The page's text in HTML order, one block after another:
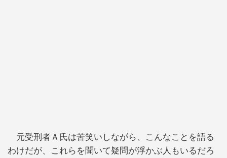
元受刑者Ａ氏は苦笑いしながら、こんなことを語る
わけだが、これらを聞いて疑問が浮かぶ人もいるだろ